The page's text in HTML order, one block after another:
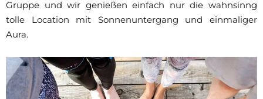
Gruppe und wir genießen einfach nur die wahnsinng
tolle Location mit Sonnenuntergang und einmaliger
Aura.